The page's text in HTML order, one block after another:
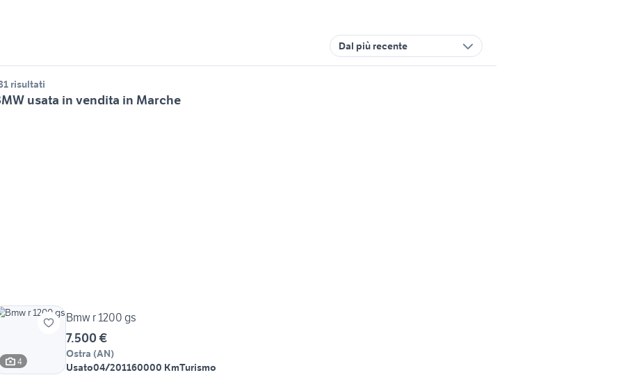
Dal più recente
risultati
usata in vendita in Marche
4
Bmw r 1200 gs
7.500 €
Ostra (AN)
Usato04/201160000 KmTurismo